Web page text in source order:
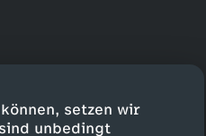
setzen wir
unbedingt